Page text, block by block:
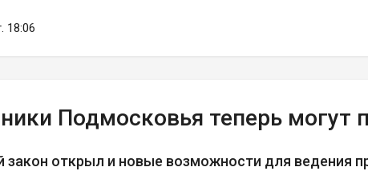
18:06
Подмосковья теперь могут
закон открыл и новые возможности для ведения